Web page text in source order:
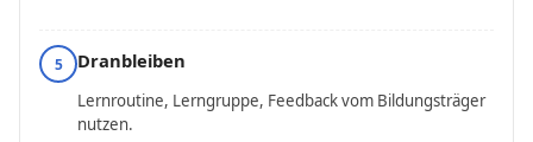
5 Dranbleiben
Lernroutine, Lerngruppe, Feedback vom Bildungsträger
nutzen.